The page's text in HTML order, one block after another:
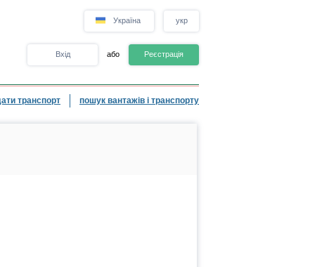
Україна укр
Вхід або Реєстрація
транспорт пошук вантажів і транспорту